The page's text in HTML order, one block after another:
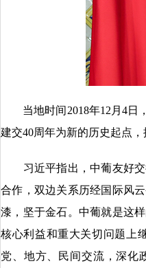
当地时间2018年12月4日，
建交40周年为新的历史起点
习近平指出，中葡友好交
合作，双边关系历经国际风
漆，坚于金石。中葡就是这
核心利益和重大关切问题上
党、地方、民间交流，深化